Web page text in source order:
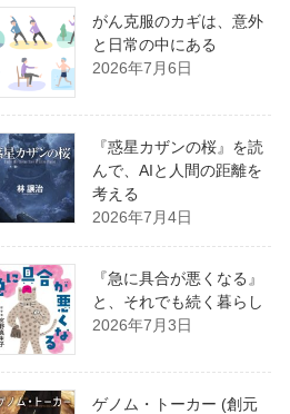
がん克服のカギは、意外
と日常の中にある
2026年7月6日
『惑星カザンの桜』を読
んで、AIと人間の距離を
考える
2026年7月4日
『急に具合が悪くなる』
と、それでも続く暮らし
2026年7月3日
ゲノム・トーカー (創元